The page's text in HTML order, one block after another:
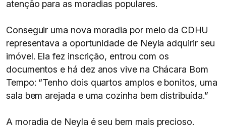
atenção para as moradias populares.
Conseguir uma nova moradia por meio da CDHU
representava a oportunidade de Neyla adquirir seu
imóvel. Ela fez inscrição, entrou com os
documentos e há dez anos vive na Chácara Bom
Tempo: “Tenho dois quartos amplos e bonitos, uma
sala bem arejada e uma cozinha bem distribuída.”
A moradia de Neyla é seu bem mais precioso.